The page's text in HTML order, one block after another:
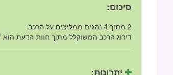
סיכום:
2 מתוך 4 נהגים ממליצים על הרכב.
דירוג הרכב המשוקלל מתוך חוות הדעת הוא 2.7 מתוך 5
יתרונות: